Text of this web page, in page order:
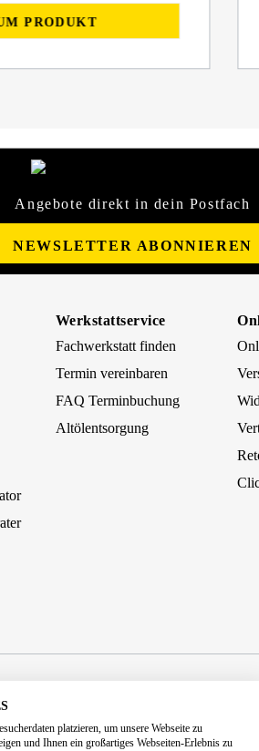
PRODUKT
Angebote direkt in dein Postfach
NEWSLETTER ABONNIEREN
Werkstattservice
Fachwerkstatt finden
Termin vereinbaren
FAQ Terminbuchung
Altölentsorgung
Kontakt
platzieren, um unsere Webseite zu
und Ihnen ein großartiges Webseiten-Erlebnis zu